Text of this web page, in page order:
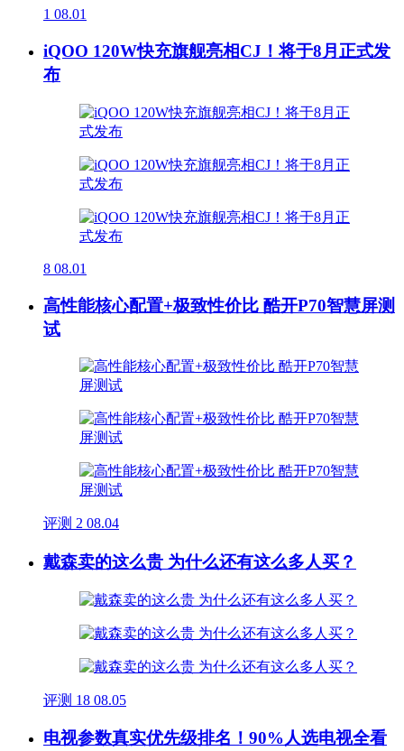
1 08.01
iQOO 120W快充旗舰亮相CJ！将于8月正式发
布
8 08.01
高性能核心配置+极致性价比 酷开P70智慧屏测
试
评测 2 08.04
戴森卖的这么贵 为什么还有这么多人买？
评测 18 08.05
电视参数真实优先级排名！90%人选电视全看